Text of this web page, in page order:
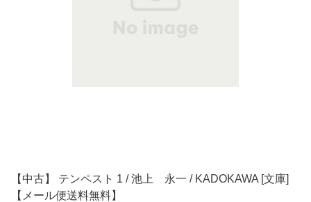
【中古】 テンペスト 1 / 池上 永一 / KADOKAWA [文庫]
【メール便送料無料】